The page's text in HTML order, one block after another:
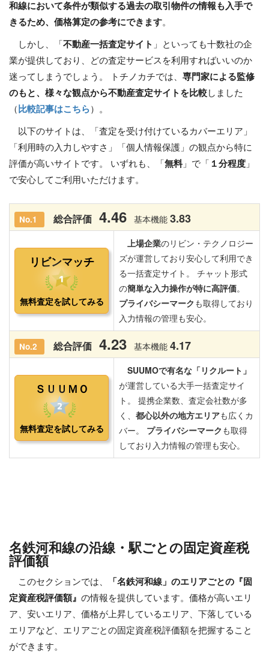
和線において条件が類似する過去の取引物件の情報も入手で
きるため、価格算定の参考にできます。
しかし、「 不動産一括査定サイト 」といっても十数社の企
業が提供しており、どの査定サービスを利用すればいいのか
迷ってしまうでしょう。 トチノカチでは、 専門家による監修
のもと、様々な観点から不動産査定サイトを比較 しました
（ 比較記事はこちら ）。
以下のサイトは、「査定を受け付けているカバーエリア」
「利用時の入力しやすさ」「個人情報保護」の観点から特に
評価が高いサイトです。 いずれも、「 無料」で「 １分程度 」
で安心してご利用いただけます。
名鉄河和線の沿線・駅ごとの固定資産税
評価額
このセクションでは、
「名鉄河和線」のエリアごとの『固
定資産税評価額』 の情報を提供しています。価格が高いエリ
ア、安いエリア、価格が上昇しているエリア、下落している
エリアなど、エリアごとの固定資産税評価額を把握すること
ができます。